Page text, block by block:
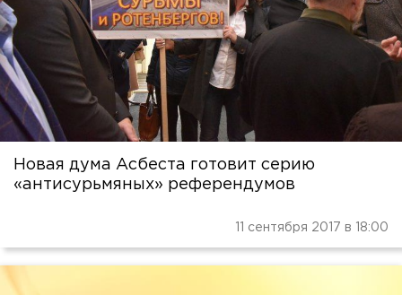
Новая дума Асбеста готовит серию
«антисурьмяных» референдумов
11 сентября 2017 в 18:00